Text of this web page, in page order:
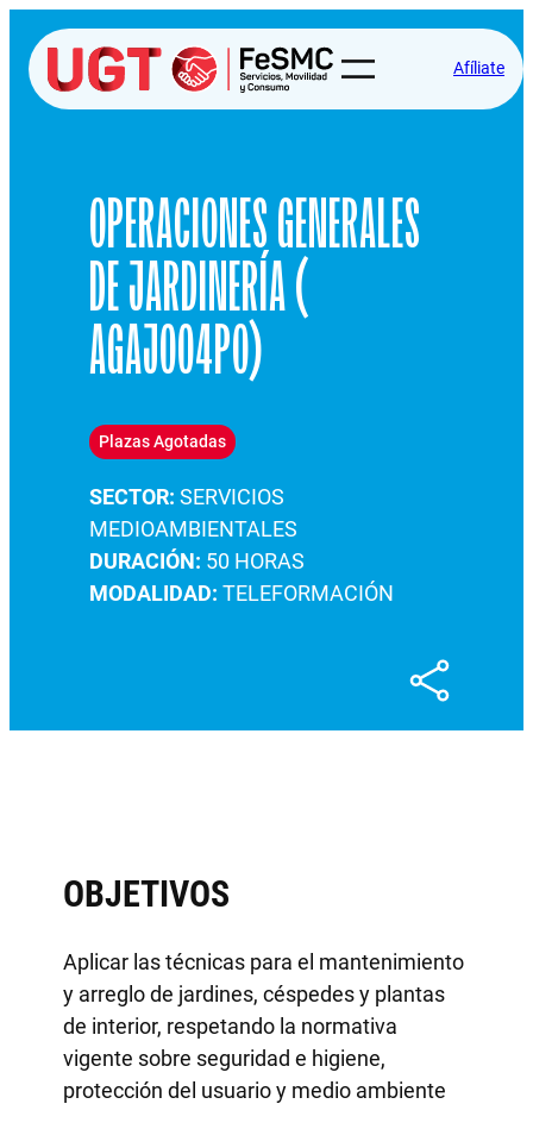
Afíliate
OPERACIONES GENERALES
DE JARDINERÍA (
AGAJ004PO)
Plazas Agotadas
SECTOR: SERVICIOS
MEDIOAMBIENTALES
DURACIÓN: 50 HORAS
MODALIDAD: TELEFORMACIÓN
OBJETIVOS
Aplicar las técnicas para el mantenimiento
y arreglo de jardines, céspedes y plantas
de interior, respetando la normativa
vigente sobre seguridad e higiene,
protección del usuario y medio ambiente